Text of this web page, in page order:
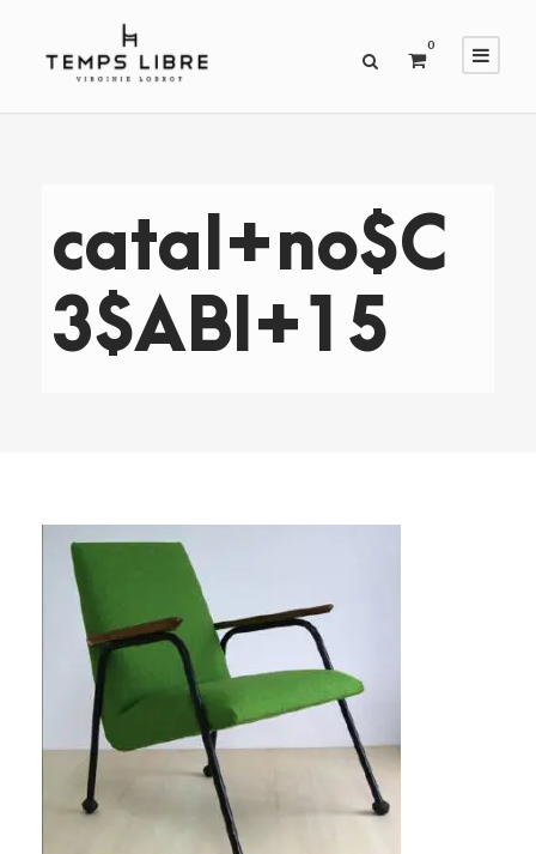
0
catal+no$C
3$ABl+15